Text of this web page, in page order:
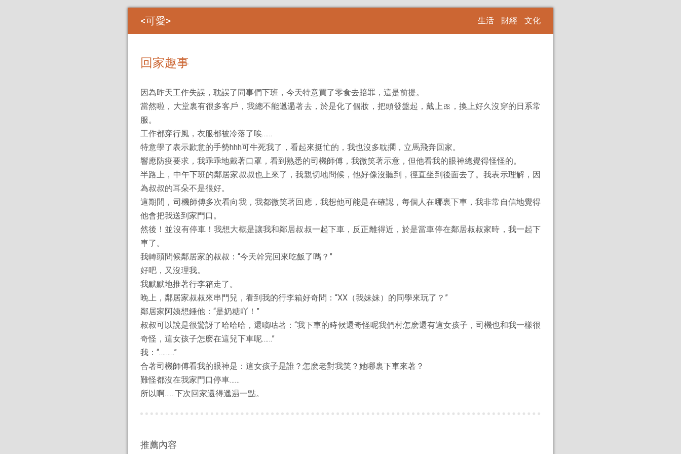
可愛 生活 財經 文化
回家趣事
因為昨天工作失誤，耽誤了同事們下班，今天特意買了零食去賠罪，這是前提。
當然啦，大堂裏有很多客戶，我總不能邋遢著去，於是化了個妝，把頭發盤起，戴上🎀，換上好久沒穿的日系常
服。
工作都穿行風，衣服都被冷落了唉……
特意學了表示歉意的手勢hhh可牛死我了，看起來挺忙的，我也沒多耽擱，立馬飛奔回家。
響應防疫要求，我乖乖地戴著口罩，看到熟悉的司機師傅，我微笑著示意，但他看我的眼神總覺得怪怪的。
半路上，中午下班的鄰居家叔叔也上來了，我親切地問候，他好像沒聽到，徑直坐到後面去了。我表示理解，因
為叔叔的耳朵不是很好。
這期間，司機師傅多次看向我，我都微笑著回應，我想他可能是在確認，每個人在哪裏下車，我非常自信地覺得
他會把我送到家門口。
然後！並沒有停車！我想大概是讓我和鄰居叔叔一起下車，反正離得近，於是當車停在鄰居叔叔家時，我一起下
車了。
我轉頭問候鄰居家的叔叔：“今天幹完回來吃飯了嗎？”
好吧，又沒理我。
我默默地推著行李箱走了。
晚上，鄰居家叔叔來串門兒，看到我的行李箱好奇問：“XX（我妹妹）的同學來玩了？”
鄰居家阿姨想錘他：“是奶糖吖！”
叔叔可以說是很驚訝了哈哈哈，還嘀咕著：“我下車的時候還奇怪呢我們村怎麽還有這女孩子，司機也和我一樣很
奇怪，這女孩子怎麽在這兒下車呢……”
我：“………”
合著司機師傅看我的眼神是：這女孩子是誰？怎麽老對我笑？她哪裏下車來著？
難怪都沒在我家門口停車……
所以啊……下次回家還得邋遢一點。
推薦內容